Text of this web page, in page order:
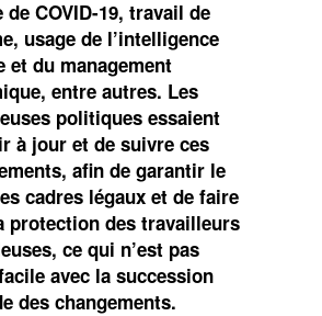
de COVID-19, travail de
usage de l’intelligence
et du management
entre autres. Les
politiques essaient
à jour et de suivre ces
afin de garantir le
cadres légaux et de faire
protection des travailleurs
ce qui n’est pas
avec la succession
des changements.